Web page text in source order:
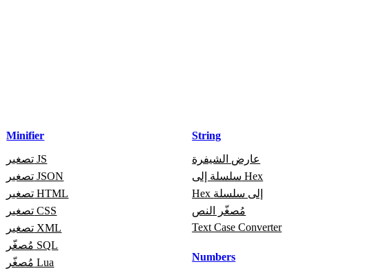
Minifier
تصغير JS
تصغير JSON
تصغير HTML
تصغير CSS
تصغير XML
مُصغّر SQL
مُصغّر Lua
String
عارض الشيفرة
سلسلة إلى Hex
Hex إلى سلسلة
مُصغّر النص
Text Case Converter
Numbers